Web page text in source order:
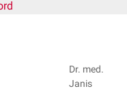
Dr. med.
Janis